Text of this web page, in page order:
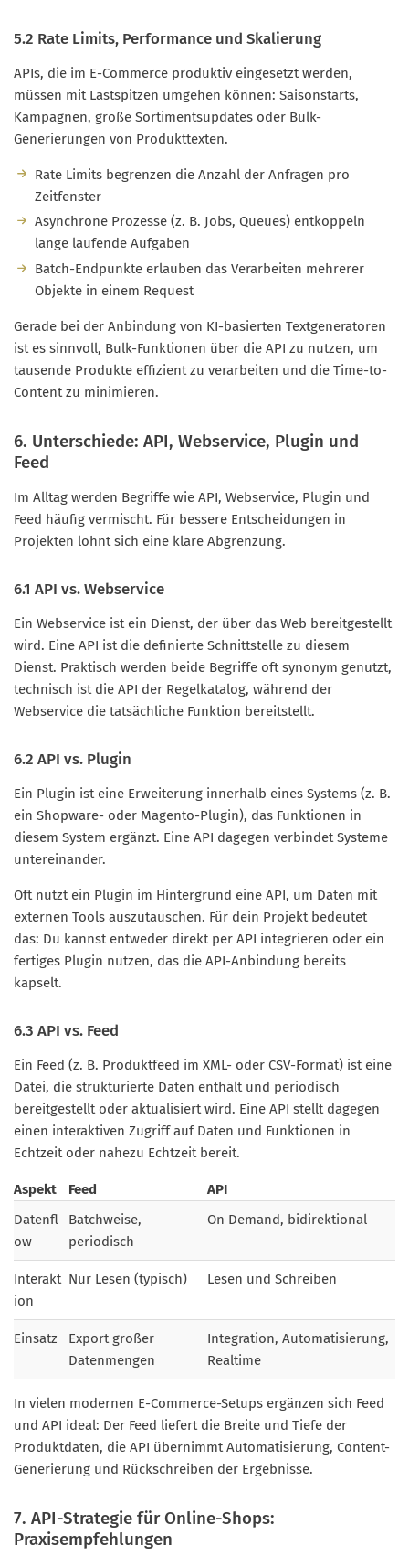
5.2 Rate Limits, Performance und Skalierung
APIs, die im E-Commerce produktiv eingesetzt werden,
müssen mit Lastspitzen umgehen können: Saisonstarts,
Kampagnen, große Sortimentsupdates oder Bulk-
Generierungen von Produkttexten.
Rate Limits begrenzen die Anzahl der Anfragen pro
Zeitfenster
Asynchrone Prozesse (z. B. Jobs, Queues) entkoppeln
lange laufende Aufgaben
Batch-Endpunkte erlauben das Verarbeiten mehrerer
Objekte in einem Request
Gerade bei der Anbindung von KI-basierten Textgeneratoren
ist es sinnvoll, Bulk-Funktionen über die API zu nutzen, um
tausende Produkte effizient zu verarbeiten und die Time-to-
Content zu minimieren.
6. Unterschiede: API, Webservice, Plugin und
Feed
Im Alltag werden Begriffe wie API, Webservice, Plugin und
Feed häufig vermischt. Für bessere Entscheidungen in
Projekten lohnt sich eine klare Abgrenzung.
6.1 API vs. Webservice
Ein Webservice ist ein Dienst, der über das Web bereitgestellt
wird. Eine API ist die definierte Schnittstelle zu diesem
Dienst. Praktisch werden beide Begriffe oft synonym genutzt,
technisch ist die API der Regelkatalog, während der
Webservice die tatsächliche Funktion bereitstellt.
6.2 API vs. Plugin
Ein Plugin ist eine Erweiterung innerhalb eines Systems (z. B.
ein Shopware- oder Magento-Plugin), das Funktionen in
diesem System ergänzt. Eine API dagegen verbindet Systeme
untereinander.
Oft nutzt ein Plugin im Hintergrund eine API, um Daten mit
externen Tools auszutauschen. Für dein Projekt bedeutet
das: Du kannst entweder direkt per API integrieren oder ein
fertiges Plugin nutzen, das die API-Anbindung bereits
kapselt.
6.3 API vs. Feed
Ein Feed (z. B. Produktfeed im XML- oder CSV-Format) ist eine
Datei, die strukturierte Daten enthält und periodisch
bereitgestellt oder aktualisiert wird. Eine API stellt dagegen
einen interaktiven Zugriff auf Daten und Funktionen in
Echtzeit oder nahezu Echtzeit bereit.
Aspekt Feed
API
Datenfl
ow
Batchweise,
periodisch
On Demand, bidirektional
Interakt
ion
Nur Lesen (typisch) Lesen und Schreiben
Einsatz
Export großer
Datenmengen
Integration, Automatisierung,
Realtime
In vielen modernen E-Commerce-Setups ergänzen sich Feed
und API ideal: Der Feed liefert die Breite und Tiefe der
Produktdaten, die API übernimmt Automatisierung, Content-
Generierung und Rückschreiben der Ergebnisse.
7. API-Strategie für Online-Shops:
Praxisempfehlungen